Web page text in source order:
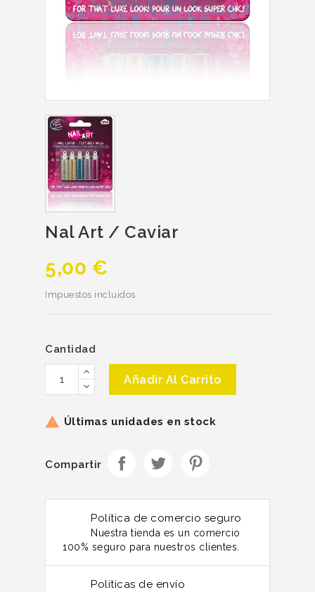
Nal Art / Caviar
5,00 €
Impuestos incluidos
Cantidad
Añadir Al Carrito
 Últimas unidades en stock
Compartir
Política de comercio seguro
Nuestra tienda es un comercio
100% seguro para nuestros clientes.
Políticas de envío